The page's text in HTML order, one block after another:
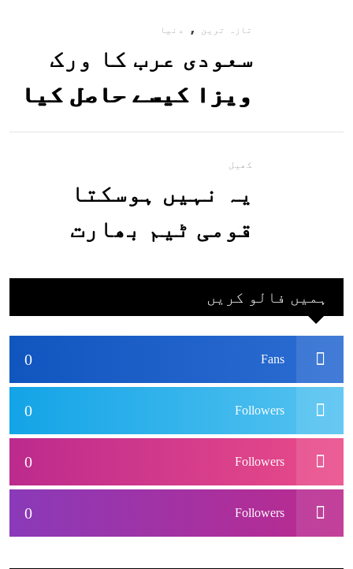
گئیں
تازہ ترین , دنیا
سعودی عرب کا ورک
ویزا کیسے حاصل کیا
جاسکتا ہے؟جانیے
کھیل
یہ نہیں ہوسکتا
قومی ٹیم بھارت
بھارتی ٹیم پاکستان
نہ آئے، محسن نقوی
ہمیں فالو کریں
0 Fans
0 Followers
0 Followers
0 Followers